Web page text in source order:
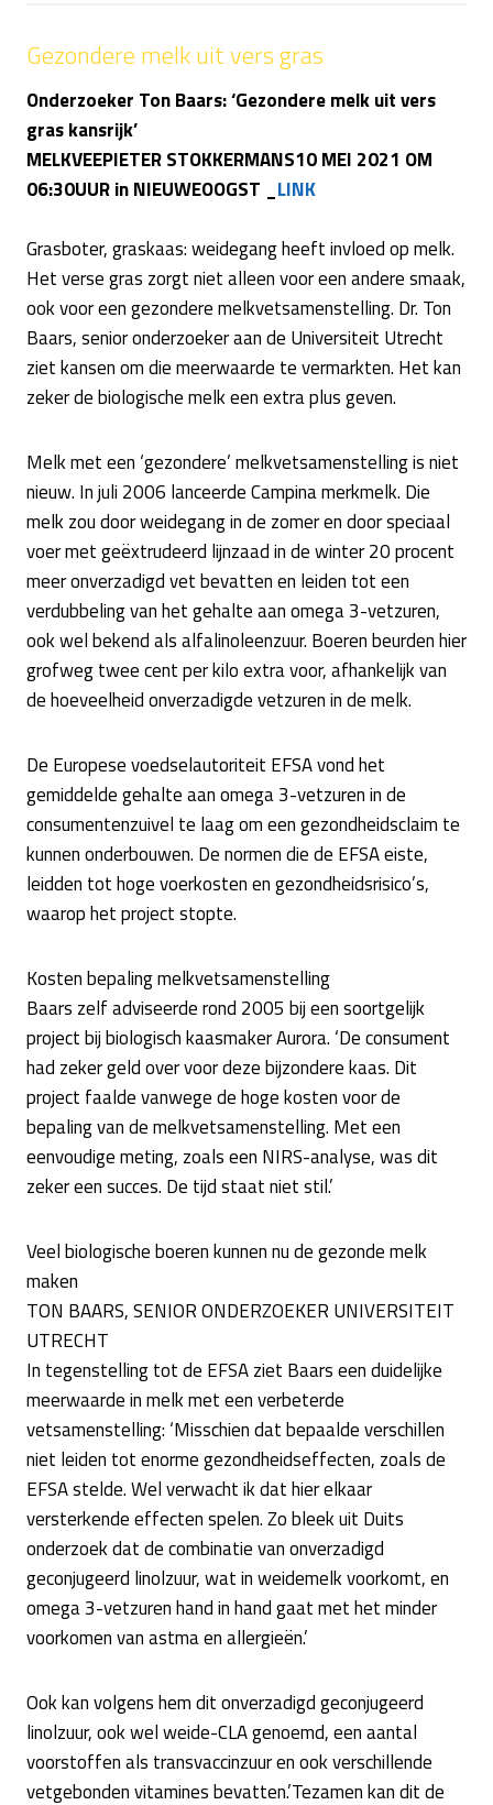
Gezondere melk uit vers gras
Onderzoeker Ton Baars: ‘Gezondere melk uit vers
gras kansrijk’
MELKVEEPIETER STOKKERMANS10 MEI 2021 OM
06:30UUR in NIEUWEOOGST _ LINK
Grasboter, graskaas: weidegang heeft invloed op melk.
Het verse gras zorgt niet alleen voor een andere smaak,
ook voor een gezondere melkvetsamenstelling. Dr. Ton
Baars, senior onderzoeker aan de Universiteit Utrecht
ziet kansen om die meerwaarde te vermarkten. Het kan
zeker de biologische melk een extra plus geven.
Melk met een ‘gezondere’ melkvetsamenstelling is niet
nieuw. In juli 2006 lanceerde Campina merkmelk. Die
melk zou door weidegang in de zomer en door speciaal
voer met geëxtrudeerd lijnzaad in de winter 20 procent
meer onverzadigd vet bevatten en leiden tot een
verdubbeling van het gehalte aan omega 3-vetzuren,
ook wel bekend als alfalinoleenzuur. Boeren beurden hier
grofweg twee cent per kilo extra voor, afhankelijk van
de hoeveelheid onverzadigde vetzuren in de melk.
De Europese voedselautoriteit EFSA vond het
gemiddelde gehalte aan omega 3-vetzuren in de
consumentenzuivel te laag om een gezondheidsclaim te
kunnen onderbouwen. De normen die de EFSA eiste,
leidden tot hoge voerkosten en gezondheidsrisico’s,
waarop het project stopte.
Kosten bepaling melkvetsamenstelling
Baars zelf adviseerde rond 2005 bij een soortgelijk
project bij biologisch kaasmaker Aurora. ‘De consument
had zeker geld over voor deze bijzondere kaas. Dit
project faalde vanwege de hoge kosten voor de
bepaling van de melkvetsamenstelling. Met een
eenvoudige meting, zoals een NIRS-analyse, was dit
zeker een succes. De tijd staat niet stil.’
Veel biologische boeren kunnen nu de gezonde melk
maken
TON BAARS, SENIOR ONDERZOEKER UNIVERSITEIT
UTRECHT
In tegenstelling tot de EFSA ziet Baars een duidelijke
meerwaarde in melk met een verbeterde
vetsamenstelling: ‘Misschien dat bepaalde verschillen
niet leiden tot enorme gezondheidseffecten, zoals de
EFSA stelde. Wel verwacht ik dat hier elkaar
versterkende effecten spelen. Zo bleek uit Duits
onderzoek dat de combinatie van onverzadigd
geconjugeerd linolzuur, wat in weidemelk voorkomt, en
omega 3-vetzuren hand in hand gaat met het minder
voorkomen van astma en allergieën.’
Ook kan volgens hem dit onverzadigd geconjugeerd
linolzuur, ook wel weide-CLA genoemd, een aantal
voorstoffen als transvaccinzuur en ook verschillende
vetgebonden vitamines bevatten.’Tezamen kan dit de